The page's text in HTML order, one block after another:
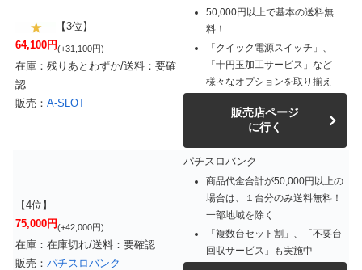
【3位】
64,100円(+31,100円)
在庫：残りあとわずか/送料：要確
認
販売： A-SLOT
50,000円以上で基本の送料無
料！
「クイック電源スイッチ」、
「十円玉加工サービス」など
様々なオプションを取り揃え
販売店ページ
に行く
【4位】
75,000円(+42,000円)
在庫：在庫切れ/送料：要確認
販売： パチスロバンク
パチスロバンク
商品代金合計が50,000円以上の
場合は、１台分のみ送料無料！
一部地域を除く
「複数台セット割」、「不要台
回収サービス」も実施中